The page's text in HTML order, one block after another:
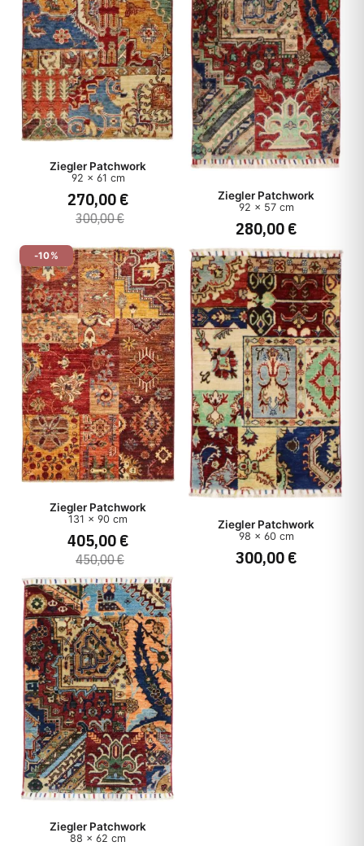
Ziegler Patchwork
92 x 61 cm
270,00 €
300,00 €
Ziegler Patchwork
92 x 57 cm
280,00 €
-10%
Ziegler Patchwork
131 x 90 cm
405,00 €
450,00 €
Ziegler Patchwork
98 x 60 cm
300,00 €
Ziegler Patchwork
88 x 62 cm